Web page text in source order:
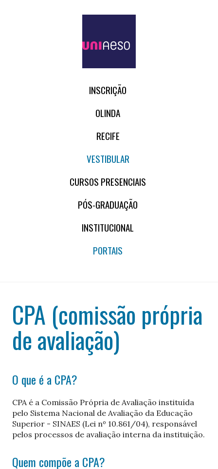
INSCRIÇÃO
OLINDA
RECIFE
VESTIBULAR
CURSOS PRESENCIAIS
PÓS-GRADUAÇÃO
INSTITUCIONAL
PORTAIS
CPA (comissão própria
de avaliação)
O que é a CPA?
CPA é a Comissão Própria de Avaliação instituída
pelo Sistema Nacional de Avaliação da Educação
Superior - SINAES (Lei nº 10.861/04), responsável
pelos processos de avaliação interna da instituição.
Quem compõe a CPA?